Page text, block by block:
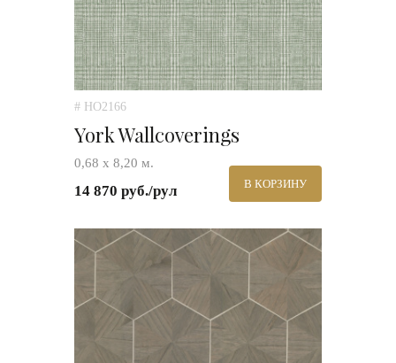
# HO2166
York Wallcoverings
0,68 х 8,20 м.
14 870 руб./рул В КОРЗИНУ